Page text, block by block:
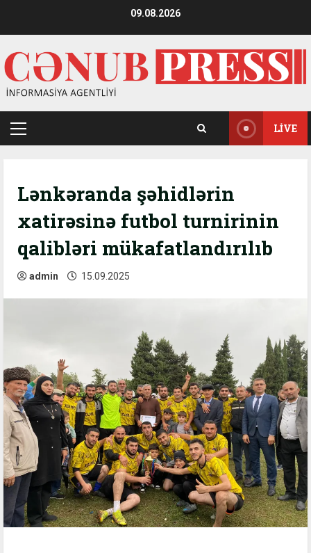
09.08.2026
Primary
LIVE
Lənkəranda şəhidlərin
xatirəsinə futbol turnirinin
qalibləri mükafatlandırılıb
admin 15.09.2025